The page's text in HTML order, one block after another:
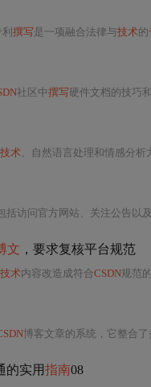
撰写是一项融合法律与技术的
社区中撰写硬件文档的技巧和方法。
技术 、自然语言处理和情感分析
问官方网站、关注公告以及参与线上
文 ，要求复核平台规范
技术内容改造成符合CSDN规范
博客文章的系统，它整合了多
的实用指南08